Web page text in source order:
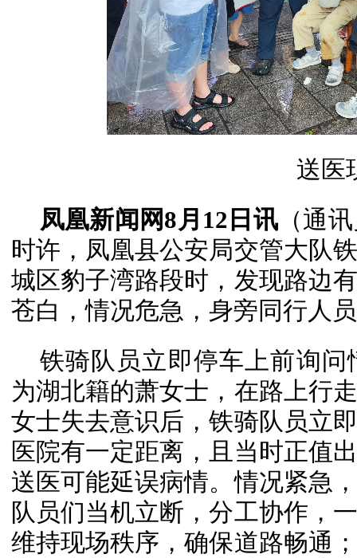
送医
凤凰新闻网8月12日讯（通
时许，凤凰县公安局交管大队
城区豹子湾路段时，发现路边
苍白，情况危急，身旁同行人
铁骑队员立即停车上前询
为湖北籍的萧女士，在路上行
女士失去意识后，铁骑队员立
医院有一定距离，且当时正值
送医可能延误病情。情况紧急
队员们当机立断，分工协作，
维持现场秩序，确保道路畅通